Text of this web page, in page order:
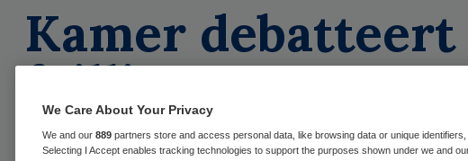
Kamer
faillissement
ziekenhuizen
We Care About Your Privacy
We and our 889 partners store and access personal data, like browsing data or unique identifiers,
Selecting I Accept enables tracking technologies to support the purposes shown under we and